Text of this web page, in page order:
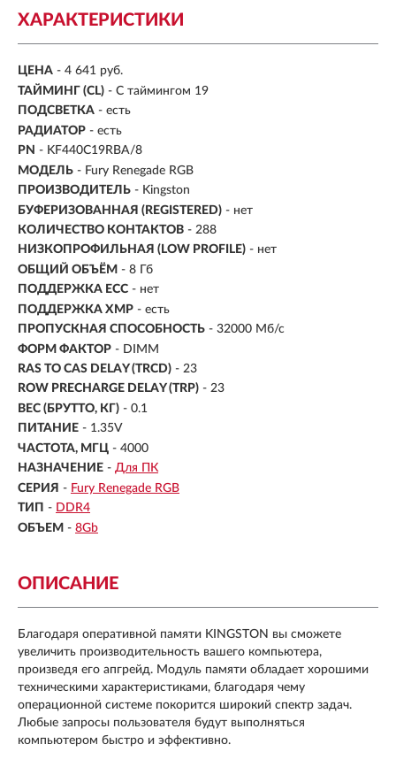
ХАРАКТЕРИСТИКИ
ЦЕНА - 4 641 руб.
ТАЙМИНГ (CL) - С таймингом 19
ПОДСВЕТКА - есть
РАДИАТОР - есть
PN - KF440C19RBA/8
МОДЕЛЬ - Fury Renegade RGB
ПРОИЗВОДИТЕЛЬ - Kingston
БУФЕРИЗОВАННАЯ (REGISTERED) - нет
КОЛИЧЕСТВО КОНТАКТОВ - 288
НИЗКОПРОФИЛЬНАЯ (LOW PROFILE) - нет
ОБЩИЙ ОБЪЁМ - 8 Гб
ПОДДЕРЖКА ECC - нет
ПОДДЕРЖКА XMP - есть
ПРОПУСКНАЯ СПОСОБНОСТЬ - 32000 Мб/с
ФОРМ ФАКТОР - DIMM
RAS TO CAS DELAY (TRCD) - 23
ROW PRECHARGE DELAY (TRP) - 23
ВЕС (БРУТТО, КГ) - 0.1
ПИТАНИЕ - 1.35V
ЧАСТОТА, МГЦ - 4000
НАЗНАЧЕНИЕ - Для ПК
СЕРИЯ - Fury Renegade RGB
ТИП - DDR4
ОБЪЕМ - 8Gb
ОПИСАНИЕ
Благодаря оперативной памяти KINGSTON вы сможете
увеличить производительность вашего компьютера,
произведя его апгрейд. Модуль памяти обладает хорошими
техническими характеристиками, благодаря чему
операционной системе покорится широкий спектр задач.
Любые запросы пользователя будут выполняться
компьютером быстро и эффективно.